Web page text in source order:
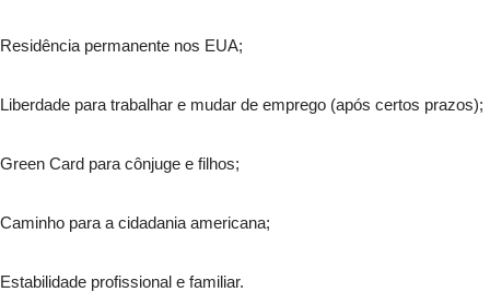
Residência permanente nos EUA;
Liberdade para trabalhar e mudar de emprego (após certos prazos);
Green Card para cônjuge e filhos;
Caminho para a cidadania americana;
Estabilidade profissional e familiar.